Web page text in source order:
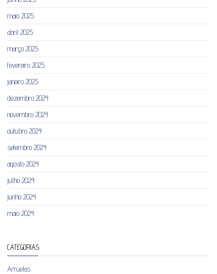
maio 2025
abril 2025
março 2025
fevereiro 2025
janeiro 2025
dezembro 2024
novembro 2024
outubro 2024
setembro 2024
agosto 2024
julho 2024
junho 2024
maio 2024
CATEGORIAS
Arruelas